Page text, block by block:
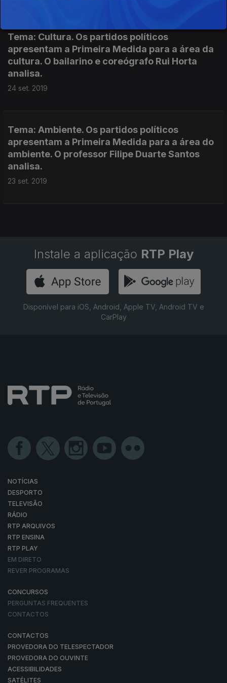
Tema: Cultura. Os partidos políticos
apresentam a Primeira Medida para a área da
cultura. O bailarino e coreógrafo Rui Horta
analisa.
24 set. 2019
Tema: Ambiente. Os partidos políticos
apresentam a Primeira Medida para a área do
ambiente. O professor Filipe Duarte Santos
analisa.
23 set. 2019
Instale a aplicação RTP Play
Disponível para iOS, Android, Apple TV, Android TV e
CarPlay
NOTÍCIAS
DESPORTO
TELEVISÃO
RÁDIO
RTP ARQUIVOS
RTP ENSINA
RTP PLAY
EM DIRETO
REVER PROGRAMAS
CONCURSOS
PERGUNTAS FREQUENTES
CONTACTOS
CONTACTOS
PROVEDORA DO TELESPECTADOR
PROVEDORA DO OUVINTE
ACESSIBILIDADES
SATÉLITES